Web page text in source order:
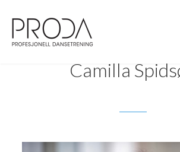
sidens
hovedinnhold
Camilla